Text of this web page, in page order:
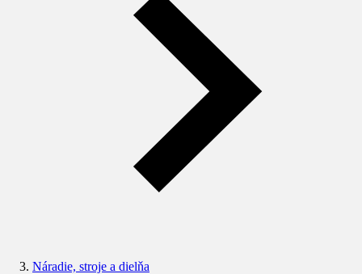
Náradie, stroje a dielňa